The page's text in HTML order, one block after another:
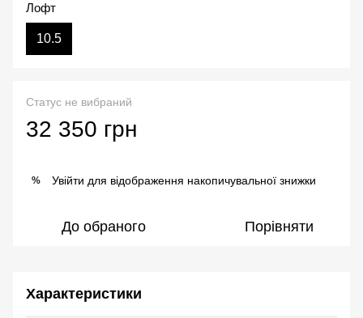
Лофт
10.5
Статус не вибраний
32 350 грн
% Увійти для відображення накопичувальної знижки
До обраного Порівняти
Характеристики